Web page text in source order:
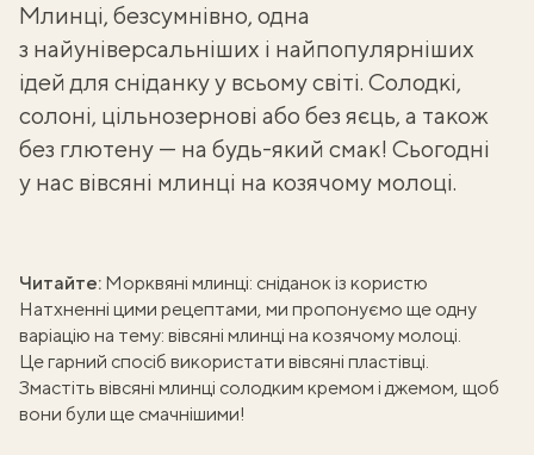
Млинці, безсумнівно, одна
з найуніверсальніших і найпопулярніших
ідей для сніданку у всьому світі. Солодкі,
солоні, цільнозернові або без яєць, а також
без глютену — на будь-який смак! Сьогодні
у нас вівсяні млинці на козячому молоці.
Читайте: Морквяні млинці: сніданок із користю
Натхненні цими рецептами, ми пропонуємо ще одну
варіацію на тему: вівсяні млинці на козячому молоці.
Це гарний спосіб використати вівсяні пластівці.
Змастіть вівсяні млинці солодким кремом іджемом, щоб
вони були ще смачнішими!